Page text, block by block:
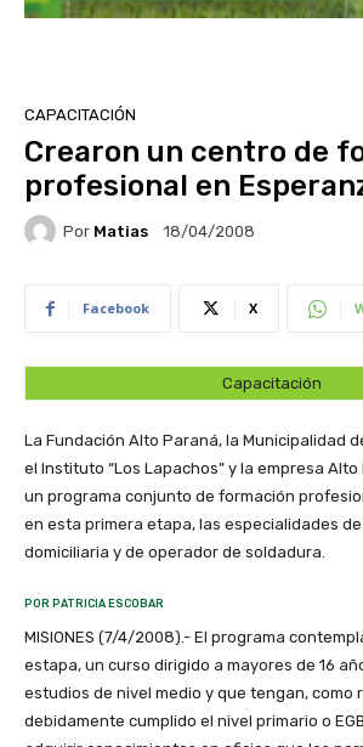
CAPACITACIÓN
Crearon un centro de
profesional en
Por Matias 18/04/2008
Facebook X
Capacitación
La Fundación Alto Paraná, la Municipalidad
el Instituto “Los Lapachos” y la empresa
un programa conjunto de formación
en esta primera etapa, las especialidades
domiciliaria y de operador de soldadura.
POR PATRICIA ESCOBAR
MISIONES (7/4/2008).- El programa
estapa, un curso dirigido a mayores de 16
estudios de nivel medio y que tengan, como
debidamente cumplido el nivel primario o